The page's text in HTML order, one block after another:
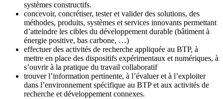
systèmes constructifs.
concevoir, concrétiser, tester et valider des solutions, des
méthodes, produits, systèmes et services innovants permettant
d’atteindre les cibles du développement durable (bâtiment à
énergie positive, bas carbone, …)
effectuer des activités de recherche appliquée au BTP, à
mettre en place des dispositifs expérimentaux et numériques, à
s’ouvrir à la pratique du travail collaboratif
trouver l’information pertinente, à l’évaluer et à l’exploiter
dans l’environnement spécifique au BTP et aux activités de
recherche et développement connexes.